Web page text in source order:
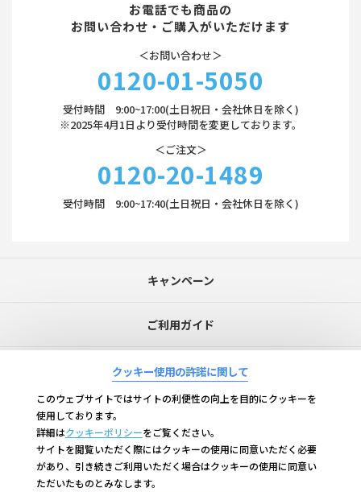
お電話でも商品の
お問い合わせ・ご購入がいただけます
＜お問い合わせ＞
0120-01-5050
受付時間 9:00~17:00(土日祝日・会社休日を除く)
※2025年4月1日より受付時間を変更しております。
＜ご注文＞
0120-20-1489
受付時間 9:00~17:40(土日祝日・会社休日を除く)
キャンペーン
ご利用ガイド
持田ヘルスケアについて
よくあるご質問
クッキー使用の許諾に関して
このウェブサイトではサイトの利便性の向上を目的にクッキーを
使用しております。
詳細はクッキーポリシーをご覧ください。
サイトを閲覧いただく際にはクッキーの使用に同意いただく必要
があり、引き続きご利用いただく場合はクッキーの使用に同意い
ただいたものとみなします。